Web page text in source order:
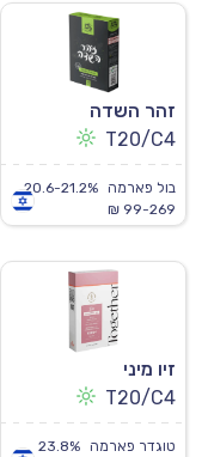
זהר השדה
T20/C4
בול פארמה
20.6-21.2%
99-269 ₪
זיו מיני
T20/C4
טוגדר פארמה
23.8%